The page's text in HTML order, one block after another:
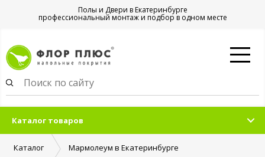
Полы и Двери в Екатеринбурге
профессиональный монтаж и подбор в одном месте
Каталог товаров
Каталог Мармолеум в Екатеринбурге